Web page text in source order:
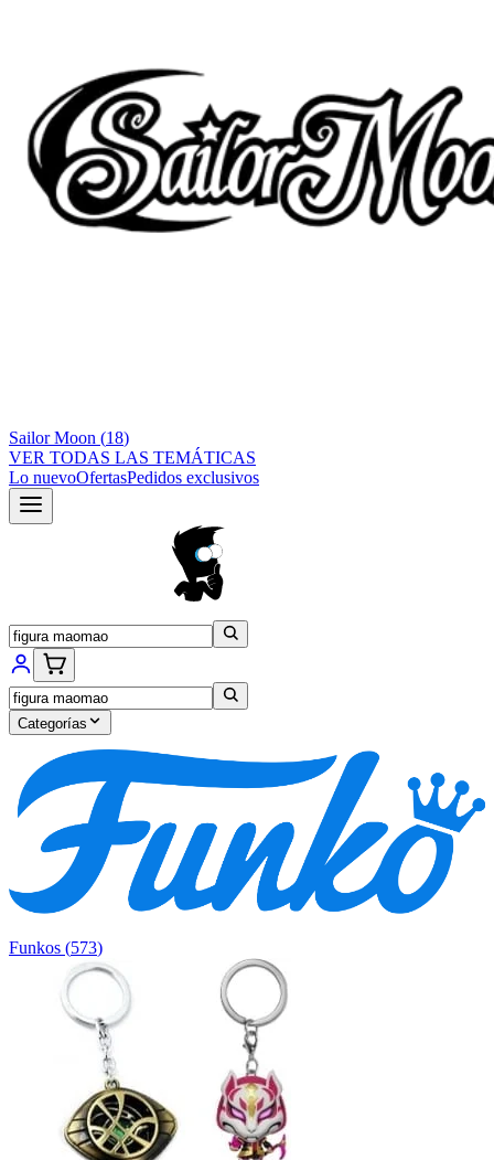
Sailor Moon (18)
VER TODAS LAS TEMÁTICAS
Lo nuevoOfertasPedidos exclusivos
Categorías
Funkos (573)